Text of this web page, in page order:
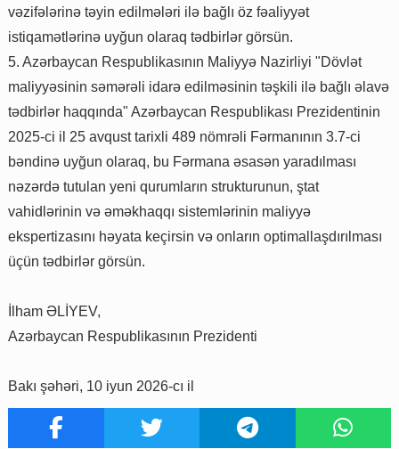
vəzifələrinə təyin edilmələri ilə bağlı öz fəaliyyət
istiqamətlərinə uyğun olaraq tədbirlər görsün.
5. Azərbaycan Respublikasının Maliyyə Nazirliyi "Dövlət
maliyyəsinin səmərəli idarə edilməsinin təşkili ilə bağlı əlavə
tədbirlər haqqında" Azərbaycan Respublikası Prezidentinin
2025-ci il 25 avqust tarixli 489 nömrəli Fərmanının 3.7-ci
bəndinə uyğun olaraq, bu Fərmana əsasən yaradılması
nəzərdə tutulan yeni qurumların strukturunun, ştat
vahidlərinin və əməkhaqqı sistemlərinin maliyyə
ekspertizasını həyata keçirsin və onların optimallaşdırılması
üçün tədbirlər görsün.
İlham ƏLİYEV,
Azərbaycan Respublikasının Prezidenti
Bakı şəhəri, 10 iyun 2026-cı il